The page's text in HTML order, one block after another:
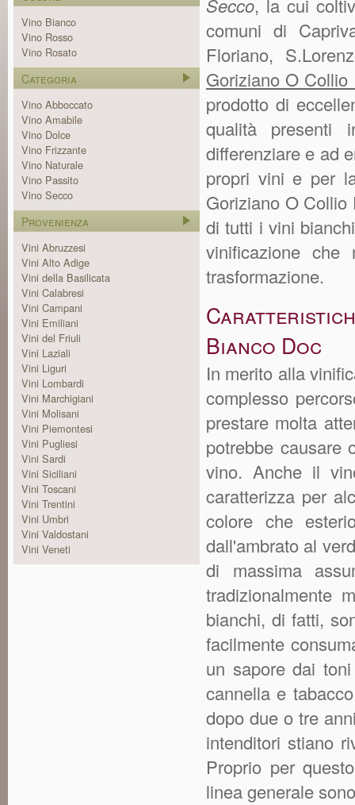
Vino Bianco
Vino Rosso
Vino Rosato
Categoria
Vino Abboccato
Vino Amabile
Vino Dolce
Vino Frizzante
Vino Naturale
Vino Passito
Vino Secco
Provenienza
Vini Abruzzesi
Vini Alto Adige
Vini della Basilicata
Vini Calabresi
Vini Campani
Vini Emiliani
Vini del Friuli
Vini Laziali
Vini Liguri
Vini Lombardi
Vini Marchigiani
Vini Molisani
Vini Piemontesi
Vini Pugliesi
Vini Sardi
Vini Siciliani
Vini Toscani
Vini Trentini
Vini Umbri
Vini Valdostani
Vini Veneti
Secco, la cui
comuni di
Floriano,
Goriziano O
prodotto di
qualità presenti
differenziare e ad
propri vini e per
Goriziano O
di tutti i vini
vinificazione
trasformazione.
Bianco Doc
In merito alla
complesso
prestare molta
potrebbe causare
vino. Anche il
caratterizza per
colore che
dall'ambrato al
di massima
tradizionalmente
bianchi, di fatti,
facilmente
un sapore dai
cannella e
dopo due o tre
intenditori stiano
Proprio per
linea generale